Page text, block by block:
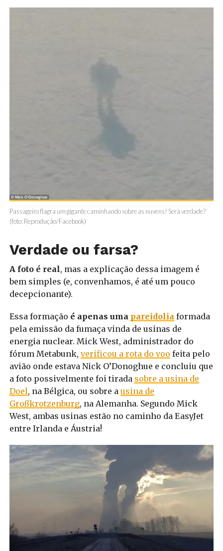
Passageiro flagra um gigante caminhando sobre as nuvens! Será verdade?
(foto: Reprodução/Facebook)
Verdade ou farsa?
A foto é real, mas a explicação dessa imagem é
bem simples (e, convenhamos, é até um pouco
decepcionante).
Essa formação é apenas uma pareidoliaformada
pela emissão da fumaça vinda de usinas de
energia nuclear. Mick West, administrador do
fórum Metabunk, verificou a rota do voo feita pelo
avião onde estava Nick O’Donoghue e concluiu que
a foto possivelmente foi tirada sobre a usina de
Doel, na Bélgica, ou sobre a usina de
Großkrotzenburg, na Alemanha. Segundo Mick
West, ambas usinas estão no caminho da EasyJet
entre Irlanda e Áustria!